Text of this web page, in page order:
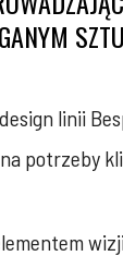
linii
potrzeby